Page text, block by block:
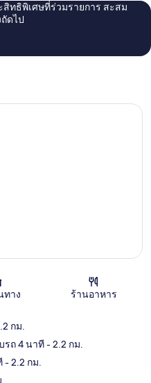
ทธิพิเศษที่ร่วมรายการ สะสม
ดไป
นที่
ทาง ร้านอาหาร
กม.
รถ 4 นาที- 2.2 กม.
- 2.2 กม.